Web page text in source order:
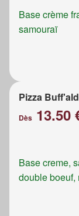
Base crème
samouraï
Pizza
Dès 13.50
Base creme,
double boeuf,